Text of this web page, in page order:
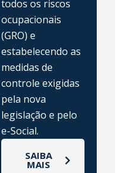
todos os riscos
ocupacionais
(GRO) e
estabelecendo as
medidas de
controle exigidas
pela nova
legislação e pelo
e-Social.
SAIBA
MAIS